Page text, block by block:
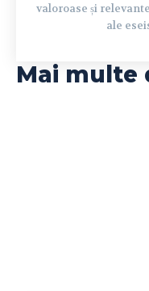
valoroase și
ale
Mai multe